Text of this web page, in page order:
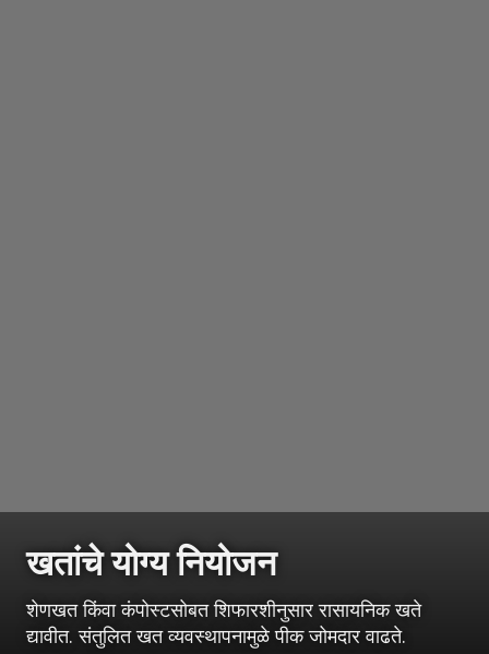
खतांचे योग्य नियोजन
शेणखत किंवा कंपोस्टसोबत शिफारशीनुसार रासायनिक खते
द्यावीत. संतुलित खत व्यवस्थापनामुळे पीक जोमदार वाढते.